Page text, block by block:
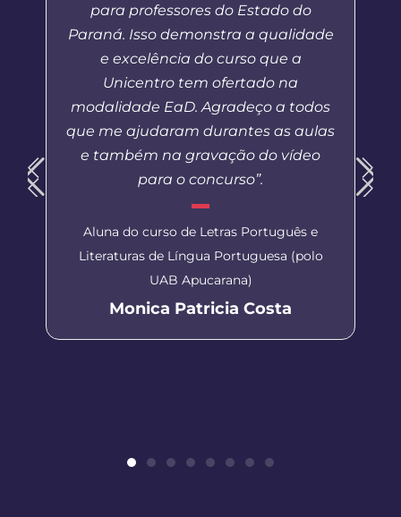
para professores do Estado do
Paraná. Isso demonstra a qualidade
e excelência do curso que a
Unicentro tem ofertado na
modalidade EaD. Agradeço a todos
que me ajudaram durantes as aulas
e também na gravação do vídeo
para o concurso”.
Aluna do curso de Letras Português e
Literaturas de Língua Portuguesa (polo
UAB Apucarana)
Monica Patricia Costa